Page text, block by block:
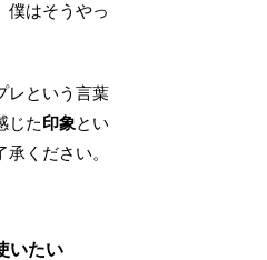
僕はそうやっ
レという言葉
じた印象とい
ください。
いたい